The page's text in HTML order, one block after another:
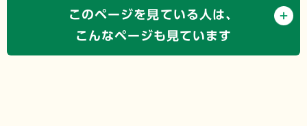
このページを見ている人は、
こんなページも見ています